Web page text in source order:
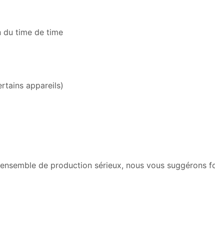
du time de time
appareils)
de production sérieux, nous vous suggérons